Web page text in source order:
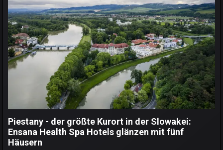
Piestany - der größte Kurort in der Slowakei:
Ensana Health Spa Hotels glänzen mit fünf
Häusern